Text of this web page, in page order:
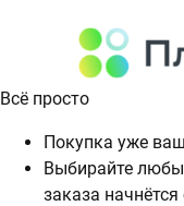
Всё просто
Покупка уже
Выбирайте
заказа